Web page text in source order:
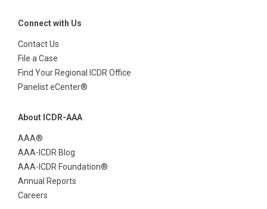
Connect with Us
Contact Us
File a Case
Find Your Regional ICDR Office
Panelist eCenter®
About ICDR-AAA
AAA®
AAA-ICDR Blog
AAA-ICDR Foundation®
Annual Reports
Careers